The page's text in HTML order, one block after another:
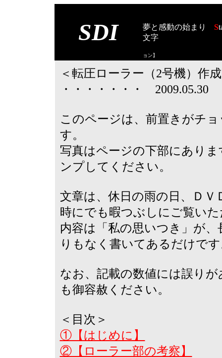
SDI 夢と感動の始まり S
文字
ョン】
＜転圧ローラー（2号機）作
・・・・・・・ 2009.05.30
このページは、前置きがチ
す。
写真はページの下部にあり
ンプしてください。
文章は、休日の雨の日、Ｄ
時にでも暇つぶしにご覧い
内容は「私の思いつき」が
りもなく書いてあるだけで
なお、記載の数値には誤り
も御容赦ください。
＜目次＞
①【はじめに】
②【ローラー部の考察】